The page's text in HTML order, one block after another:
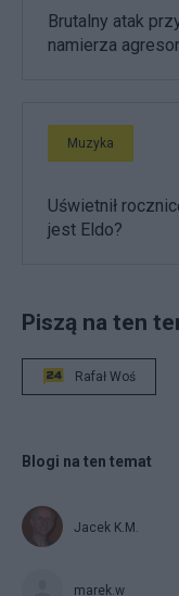
Brutalny atak
namierza
Muzyka
Uświetnił
jest Eldo?
Piszą na ten
Rafał Woś
Blogi na ten temat
Jacek K.M.
marek.w